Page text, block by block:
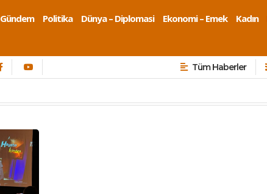
Gündem Politika Dünya – Diplomasi Ekonomi – Emek Kadın
Tüm Haberler